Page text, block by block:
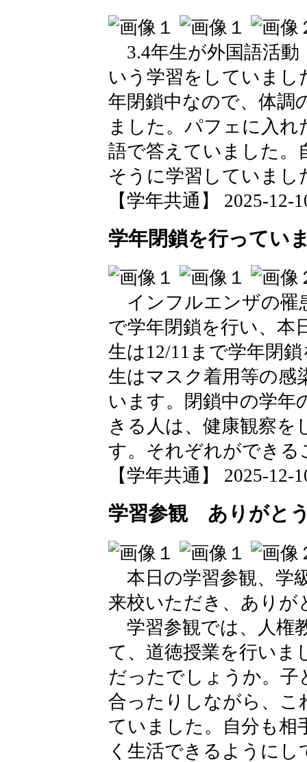
3.4年生が外国語活動
いう学習をしていまし
年閉鎖中なので、体調
ました。パフェに入
語で答えていました。
そうに学習していまし
【学年共通】 2025-12-
学年閉鎖を行ってい
インフルエンザの罹
で学年閉鎖を行い、本
生は12/11まで学年閉
生はマスク着用等の感
います。閉鎖中の学年
きる人は、健康観察
す。それぞれができ
【学年共通】 2025-12-
学習参観 ありがと
本日の学習参観、学
来校いただき、ありが
学習参観では、人権
て、道徳授業を行いま
だったでしょうか。子
合ったりしながら、こ
ていました。自分も相
く生活できるように